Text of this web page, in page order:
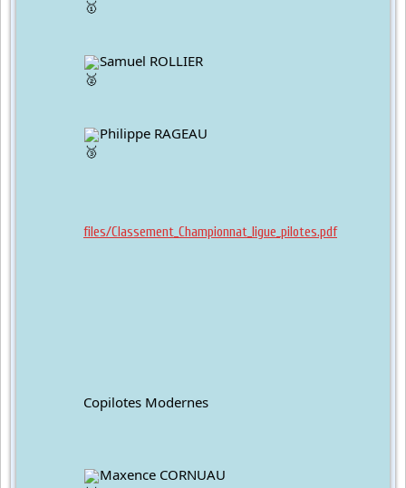
Samuel ROLLIER
Philippe RAGEAU
files/Classement_Championnat_ligue_pilotes.pdf
		Copilotes Modernes
Maxence CORNUAU